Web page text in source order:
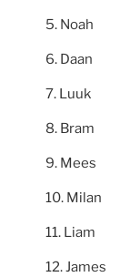
Noah
Daan
Luuk
Bram
Mees
Milan
Liam
James